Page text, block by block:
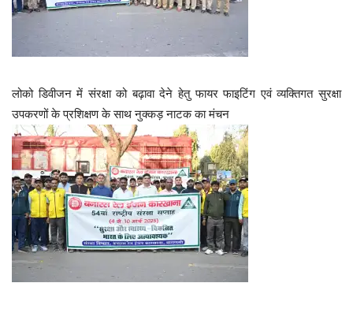
लोको डिवीजन में संरक्षा को बढ़ावा देने हेतु फायर फाइटिंग एवं व्यक्तिगत सुरक्षा
उपकरणों के प्रशिक्षण के साथ नुक्कड़ नाटक का मंचन